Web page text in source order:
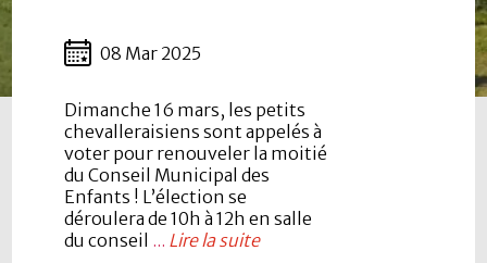
08 Mar 2025
Dimanche 16 mars, les petits
chevalleraisiens sont appelés à
voter pour renouveler la moitié
du Conseil Municipal des
Enfants ! L’élection se
déroulera de 10h à 12h en salle
du conseil ... Lire la suite